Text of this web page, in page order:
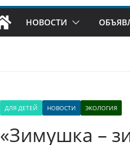
НОВОСТИ
ДЛЯ ДЕТЕЙ НОВОСТИ ЭКОЛОГИЯ
«Зимушка –